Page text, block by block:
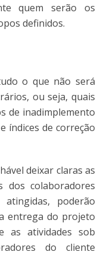
quem serão os
definidos.
o que não será
ou seja, quais
de inadimplemento
índices de correção
deixar claras as
dos colaboradores
poderão
entrega do projeto
as atividades sob
do cliente